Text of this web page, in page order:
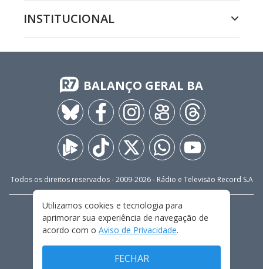
INSTITUCIONAL
BALANÇO GERAL BA
Todos os direitos reservados - 2009-2026- Rádio e Televisão Record S.A
FALE CONOSCO
PRIVACIDADE
TERMOS E CONDIÇÕES DE USO
Utilizamos cookies e tecnologia para
aprimorar sua experiência de navegação de
acordo com o Aviso de Privacidade.
FECHAR